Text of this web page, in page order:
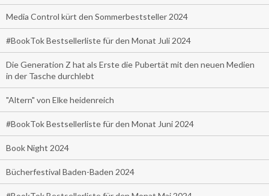
Media Control kürt den Sommerbeststeller 2024
#BookTok Bestsellerliste für den Monat Juli 2024
Die Generation Z hat als Erste die Pubertät mit den neuen Medien
in der Tasche durchlebt
"Altern" von Elke heidenreich
#BookTok Bestsellerliste für den Monat Juni 2024
Book Night 2024
Bücherfestival Baden-Baden 2024